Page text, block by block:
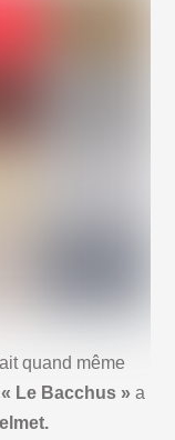
quand même
« Le Bacchus » a